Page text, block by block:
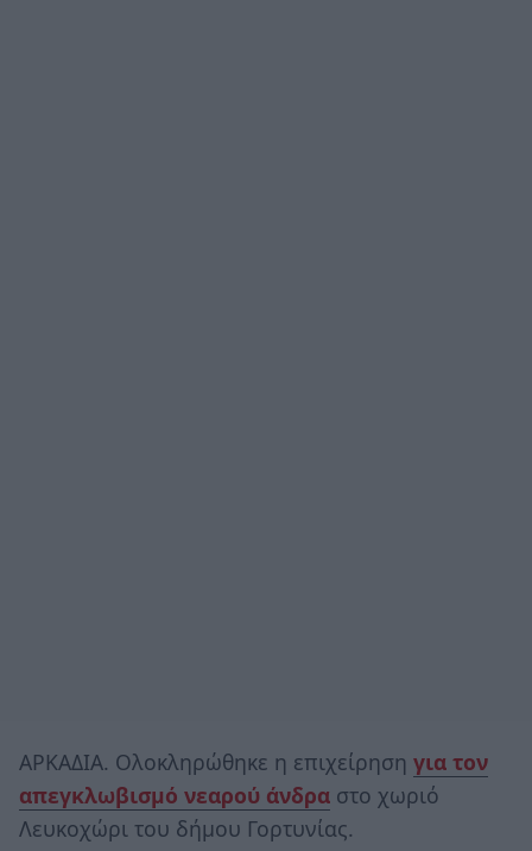
ΑΡΚΑΔΙΑ. Ολοκληρώθηκε η επιχείρηση για τον
απεγκλωβισμό νεαρού άνδρα στο χωριό
Λευκοχώρι του δήμου Γορτυνίας.